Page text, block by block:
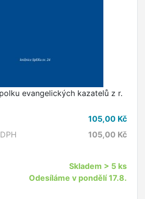
evangelických kazatelů z r.
105,00 Kč
105,00 Kč
Skladem > 5 ks
Odesíláme v pondělí 17.8.